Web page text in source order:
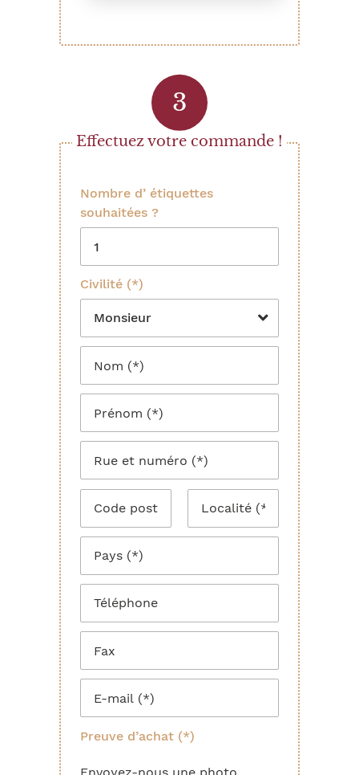
Effectuez votre commande !
Nombre d’ étiquettes
souhaitées ?
Civilité (*)
Preuve d’achat (*)